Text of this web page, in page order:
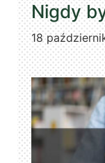
Nigdy
18